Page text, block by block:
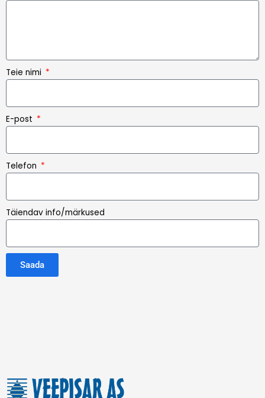
Teie nimi
E-post
Telefon
Täiendav info/märkused
Saada